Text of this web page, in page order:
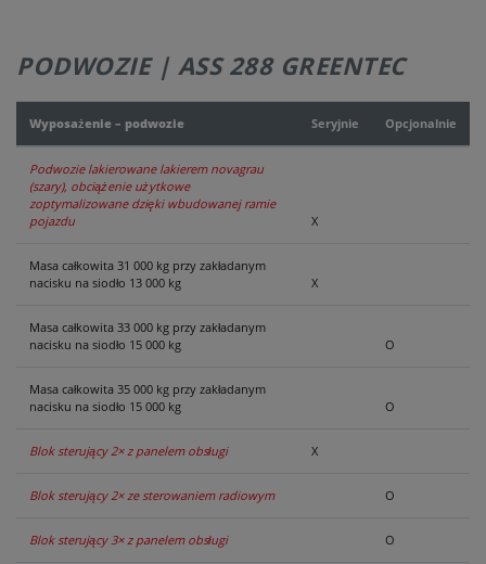
PODWOZIE | ASS 288 GREENTEC
Wyposażenie – podwozie Seryjnie Opcjonalnie
Podwozie lakierowane lakierem novagrau
(szary), obciążenie użytkowe
zoptymalizowane dzięki wbudowanej ramie
pojazdu
X
Masa całkowita 31 000 kg przy zakładanym
nacisku na siodło 13 000 kg
X
Masa całkowita 33 000 kg przy zakładanym
nacisku na siodło 15 000 kg
O
Masa całkowita 35 000 kg przy zakładanym
nacisku na siodło 15 000 kg
O
Blok sterujący 2× z panelem obsługi X
Blok sterujący 2× ze sterowaniem radiowym O
Blok sterujący 3× z panelem obsługi O